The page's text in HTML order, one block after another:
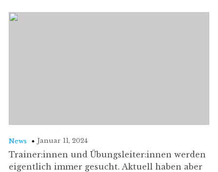
News Januar 11, 2024
Trainer:innen und Übungsleiter:innen werden
eigentlich immer gesucht. Aktuell haben aber